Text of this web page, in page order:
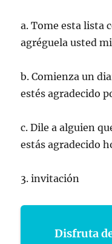
a. Tome esta lista
agréguela usted
b. Comienza un
estés agradecido
c. Dile a alguien
estás agradecido
3. invitación
Disfruta